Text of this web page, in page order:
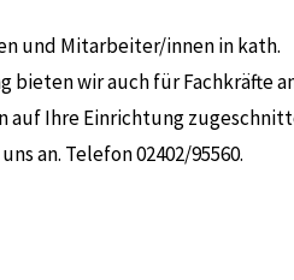
und Mitarbeiter/innen in kath.
wir auch für Fachkräfte
auf Ihre Einrichtung
an. Telefon 02402/95560.